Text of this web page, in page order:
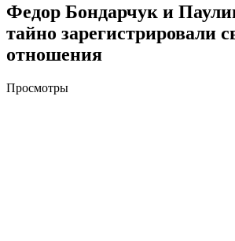
Федор Бондарчук и
тайно зарегистрировали
отношения
Просмотры